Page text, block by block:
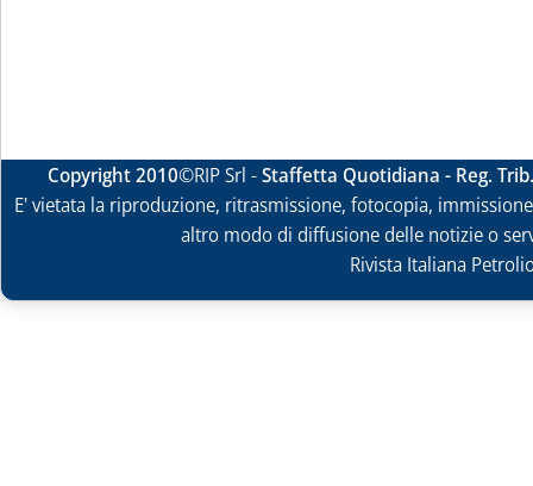
Copyright 2010©RIP Srl -Staffetta Quotidiana - Reg.
E' vietata la riproduzione, ritrasmissione, fotocopia,
altro modo di diffusione delle notizie o
Rivista Italiana